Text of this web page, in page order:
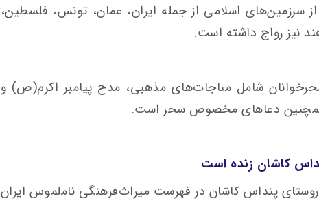
سرزمین‌های اسلامی از جمله ایران، عمان، تونس، فلسطین،
نیز رواج داشته است.
شامل مناجات‌های مذهبی، مدح پیامبر اکرم(ص) و
دعاهای مخصوص سحر است.
کاشان زنده است
پنداس کاشان در فهرست میراث‌فرهنگی ناملموس ایران